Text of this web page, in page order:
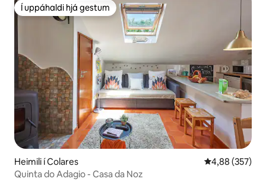
Í uppáhaldi hjá gestum
Í uppáhaldi hjá gestum
Heimili í Colares 4,88 af 5 í
4,88 (357)
Quinta do Adagio - Casa da Noz